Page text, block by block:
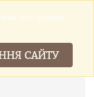
щоб зробити
САЙТУ